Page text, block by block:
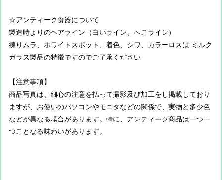
☆アンティーク食器について
製造時よりのヘアライン（白いライン、へこライン）
練りムラ、ホワイトスポット、着色、シワ、カラーロスは ミルク
ガラス製品の特徴ですのでご了承ください
【注意事項】
商品写真は、細心の注意を払って撮影及び加工をし掲載しており
ますが、お使いのパソコンやモニタなどの関係で、実物と多少色
などが異なる場合があります。特に、アンティーク商品は一つ一
つことなる味わいがあります。